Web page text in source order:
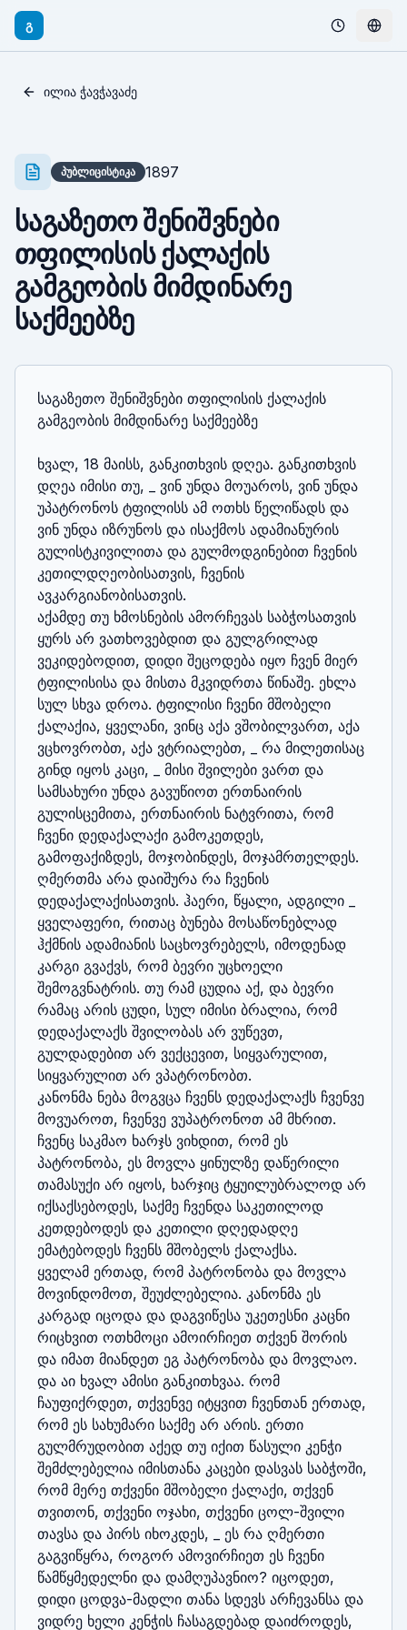
გ
ილია ჭავჭავაძე
პუბლიცისტიკა 1897
საგაზეთო შენიშვნები
თფილისის ქალაქის
გამგეობის მიმდინარე
საქმეებზე
საგაზეთო შენიშვნები თფილისის ქალაქის
გამგეობის მიმდინარე საქმეებზე
ხვალ, 18 მაისს, განკითხვის დღეა. განკითხვის
დღეა იმისი თუ, _ ვინ უნდა მოუაროს, ვინ უნდა
უპატრონოს ტფილისს ამ ოთხს წელიწადს და
ვინ უნდა იზრუნოს და ისაქმოს ადამიანურის
გულისტკივილითა და გულმოდგინებით ჩვენის
კეთილდღეობისათვის, ჩვენის
ავკარგიანობისათვის.
აქამდე თუ ხმოსნების ამორჩევას საბჭოსათვის
ყურს არ ვათხოვებდით და გულგრილად
ვეკიდებოდით, დიდი შეცოდება იყო ჩვენ მიერ
ტფილისისა და მისთა მკვიდრთა წინაშე. ეხლა
სულ სხვა დროა. ტფილისი ჩვენი მშობელი
ქალაქია, ყველანი, ვინც აქა ვშობილვართ, აქა
ვცხოვრობთ, აქა ვტრიალებთ, _ რა მილეთისაც
გინდ იყოს კაცი, _ მისი შვილები ვართ და
სამსახური უნდა გავუწიოთ ერთნაირის
გულისცემითა, ერთნაირის ნატვრითა, რომ
ჩვენი დედაქალაქი გამოკეთდეს,
გამოფაქიზდეს, მოჯობინდეს, მოჯამრთელდეს.
ღმერთმა არა დაიშურა რა ჩვენის
დედაქალაქისათვის. ჰაერი, წყალი, ადგილი _
ყველაფერი, რითაც ბუნება მოსაწონებლად
ჰქმნის ადამიანის საცხოვრებელს, იმოდენად
კარგი გვაქვს, რომ ბევრი უცხოელი
შემოგვნატრის. თუ რამ ცუდია აქ, და ბევრი
რამაც არის ცუდი, სულ იმისი ბრალია, რომ
დედაქალაქს შვილობას არ ვუწევთ,
გულდადებით არ ვექცევით, სიყვარულით,
სიყვარულით არ ვპატრონობთ.
კანონმა ნება მოგვცა ჩვენს დედაქალაქს ჩვენვე
მოვუაროთ, ჩვენვე ვუპატრონოთ ამ მხრით.
ჩვენც საკმაო ხარჯს ვიხდით, რომ ეს
პატრონობა, ეს მოვლა ყინულზე დაწერილი
თამასუქი არ იყოს, ხარჯიც ტყუილუბრალოდ არ
იქსაქსებოდეს, საქმე ჩვენდა საკეთილოდ
კეთდებოდეს და კეთილი დღედადღე
ემატებოდეს ჩვენს მშობელს ქალაქსა.
ყველამ ერთად, რომ პატრონობა და მოვლა
მოვინდომოთ, შეუძლებელია. კანონმა ეს
კარგად იცოდა და დაგვიწესა უკეთესნი კაცნი
რიცხვით ოთხმოცი ამოირჩიეთ თქვენ შორის
და იმათ მიანდეთ ეგ პატრონობა და მოვლაო.
და აი ხვალ ამისი განკითხვაა. რომ
ჩაუფიქრდეთ, თქვენვე იტყვით ჩვენთან ერთად,
რომ ეს სახუმარი საქმე არ არის. ერთი
გულმრუდობით აქედ თუ იქით წასული კენჭი
შემძლებელია იმისთანა კაცები დასვას საბჭოში,
რომ მერე თქვენი მშობელი ქალაქი, თქვენ
თვითონ, თქვენი ოჯახი, თქვენი ცოლ-შვილი
თავსა და პირს იხოკდეს, _ ეს რა ღმერთი
გაგვიწყრა, როგორ ამოვირჩიეთ ეს ჩვენი
წამწყმედელნი და დამღუპავნიო? იცოდეთ,
დიდი ცოდვა-მადლი თანა სდევს არჩევანსა და
ვიდრე ხელი კენჭის ჩასაგდებად დაიძროდეს,